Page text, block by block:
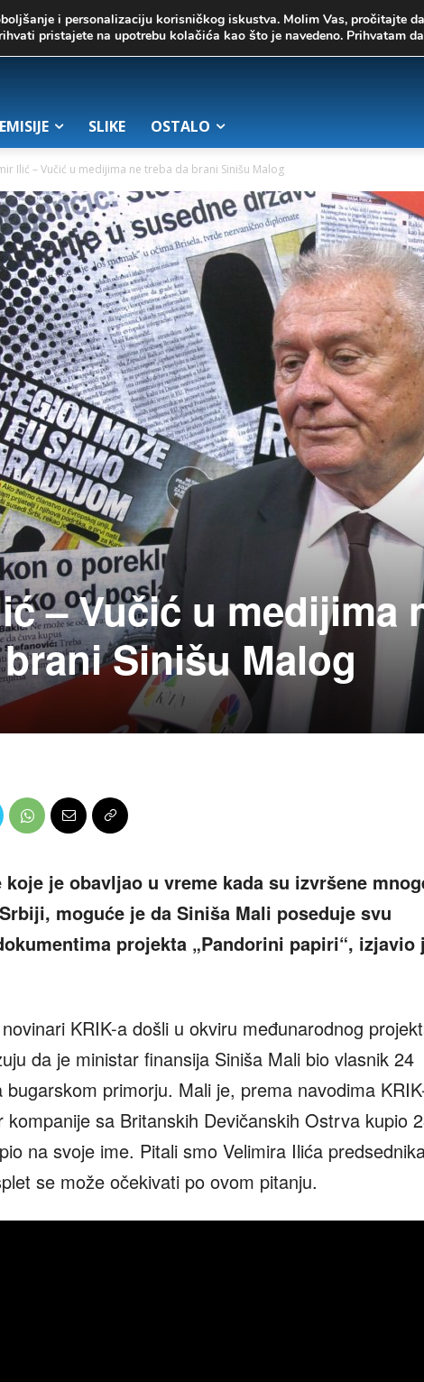
EMISIJE SLIKE OSTALO
Ilić – Vučić u medijima ne treba da brani Sinišu Malog
– Vučić u medijima
Sinišu Malog
je obavljao u vreme kada su izvršene
moguće je da Siniša Mali poseduje svu
projekta „Pandorini papiri“, izjavio
KRIK-a došli u okviru međunarodnog
da je ministar finansija Siniša Mali bio vlasnik 24
primorju. Mali je, prema navodima
sa Britanskih Devičanskih Ostrva kupio
na svoje ime. Pitali smo Velimira Ilića
se može očekivati po ovom pitanju.
i personalizaciju korisničkog iskustva. Molim Vas, pročitajte
pristajete na upotrebu kolačića kao što je navedeno. Prihvatam